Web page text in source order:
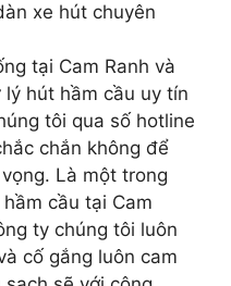
xe hút chuyên
tại Cam Ranh và
hút hầm cầu uy tín
tôi qua số hotline
chắn không để
Là một trong
cầu tại Cam
ty chúng tôi luôn
cố gắng luôn cam